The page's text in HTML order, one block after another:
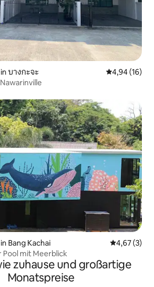
บางกะจะ
4,94 (16)
Bang Kachai
4,67 (3)
Pool mit Meerblick
zuhause und großartige
Monatspreise